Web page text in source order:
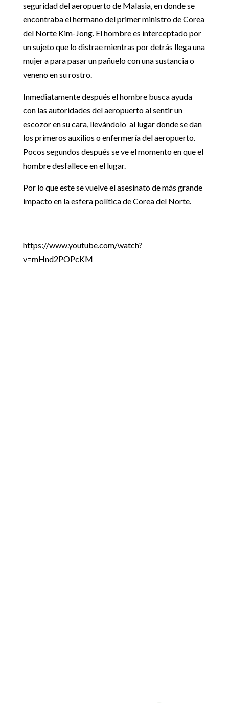
seguridad del aeropuerto de Malasia, en donde se
encontraba el hermano del primer ministro de Corea
del Norte Kim-Jong. El hombre es interceptado por
un sujeto que lo distrae mientras por detrás llega una
mujer a para pasar un pañuelo con una sustancia o
veneno en su rostro.
Inmediatamente después el hombre busca ayuda
con las autoridades del aeropuerto al sentir un
escozor en su cara, llevándolo al lugar donde se dan
los primeros auxilios o enfermería del aeropuerto.
Pocos segundos después se ve el momento en que el
hombre desfallece en el lugar.
Por lo que este se vuelve el asesinato de más grande
impacto en la esfera política de Corea del Norte.
https://www.youtube.com/watch?
v=mHnd2POPcKM